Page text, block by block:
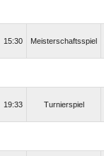
15:30 Meisterschaftsspiel
19:33 Turnierspiel